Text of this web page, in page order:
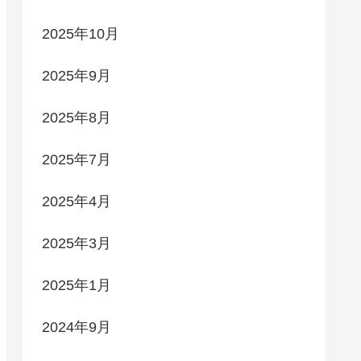
2025年10月
2025年9月
2025年8月
2025年7月
2025年4月
2025年3月
2025年1月
2024年9月